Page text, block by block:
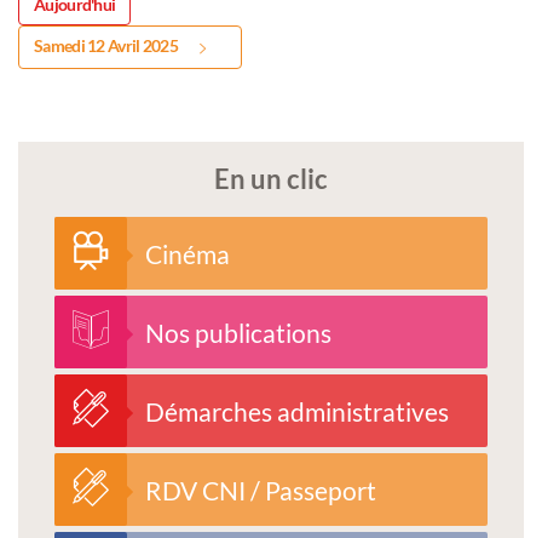
Aujourd'hui
Samedi 12 Avril 2025
En un clic
Cinéma
Nos publications
Démarches administratives
RDV CNI / Passeport